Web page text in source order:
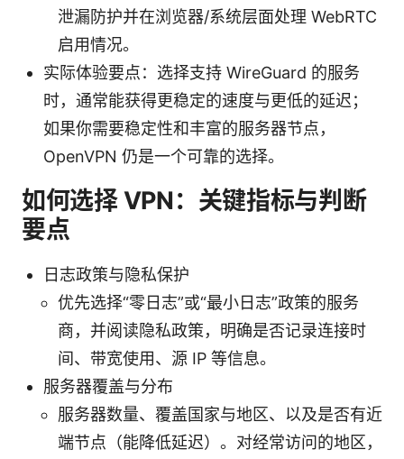
泄漏防护并在浏览器/系统层面处理 WebRTC
启用情况。
实际体验要点：选择支持 WireGuard 的服务
时，通常能获得更稳定的速度与更低的延迟；
如果你需要稳定性和丰富的服务器节点，
OpenVPN 仍是一个可靠的选择。
如何选择 VPN：关键指标与判断
要点
日志政策与隐私保护
优先选择“零日志”或“最小日志”政策的服务
商，并阅读隐私政策，明确是否记录连接时
间、带宽使用、源 IP 等信息。
服务器覆盖与分布
服务器数量、覆盖国家与地区、以及是否有近
端节点（能降低延迟）。对经常访问的地区，